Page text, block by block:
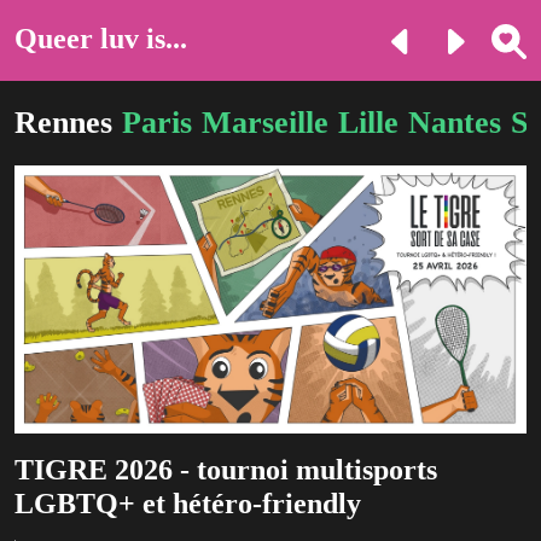
Queer luv is...
Rennes Paris Marseille Lille Nantes
TIGRE 2026 - tournoi multisports
LGBTQ+ et hétéro-friendly